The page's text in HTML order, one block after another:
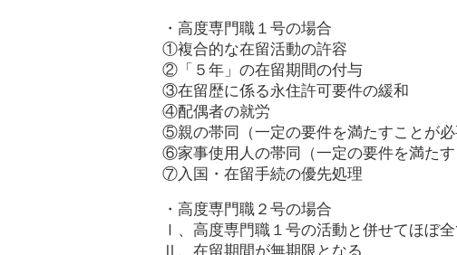
・高度専門職１号の場合
①複合的な在留活動の許容
②「５年」の在留期間の付与
③在留歴に係る永住許可要件の緩和
④配偶者の就労
⑤親の帯同（一定の要件を満たすことが必
⑥家事使用人の帯同（一定の要件を満たす
⑦入国・在留手続の優先処理
・高度専門職２号の場合
Ⅰ、高度専門職１号の活動と併せてほぼ
Ⅱ、在留期間が無期限となる